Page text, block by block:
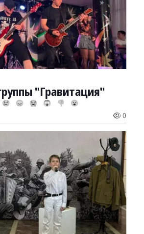
"Гравитация"
😢 😞 😭 😱 👎 😮
0